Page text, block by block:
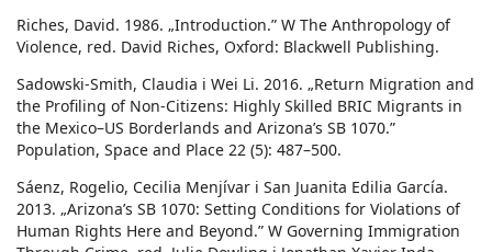
Riches, David. 1986. „Introduction.” W The Anthropology of
Violence, red. David Riches, Oxford: Blackwell Publishing.
Sadowski-Smith, Claudia i Wei Li. 2016. „Return Migration and
the Profiling of Non-Citizens: Highly Skilled BRIC Migrants in
the Mexico–US Borderlands and Arizona’s SB 1070.”
Population, Space and Place 22 (5): 487–500.
Sáenz, Rogelio, Cecilia Menjívar i San Juanita Edilia García.
2013. „Arizona’s SB 1070: Setting Conditions for Violations of
Human Rights Here and Beyond.” W Governing Immigration